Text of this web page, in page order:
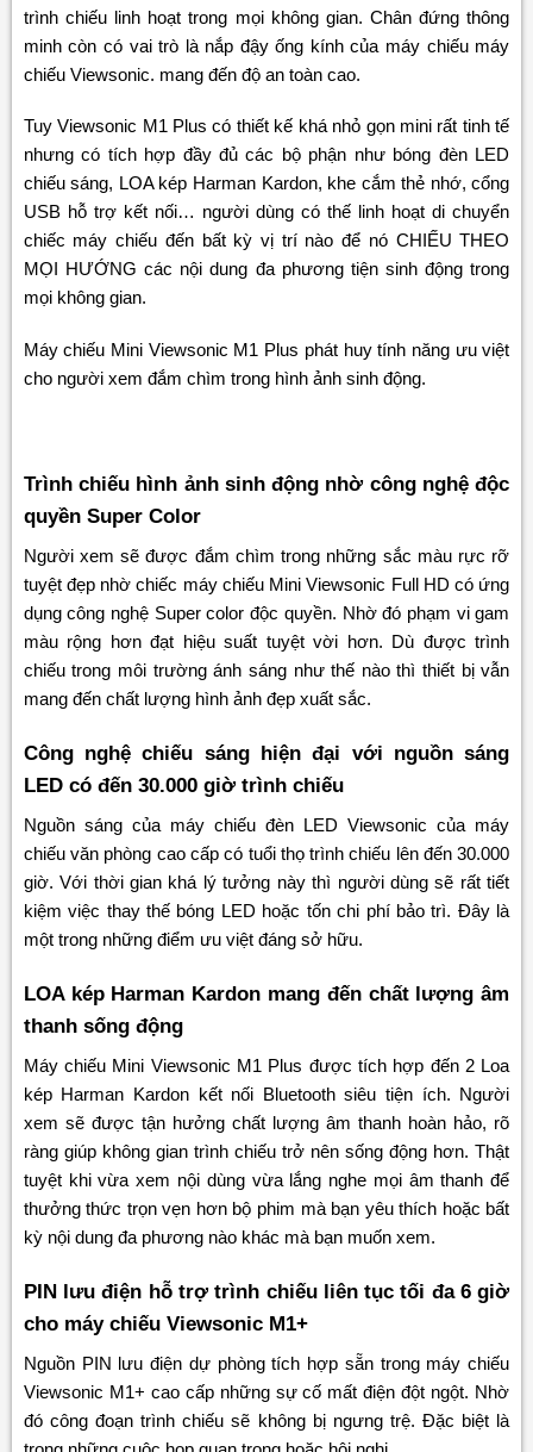
trình chiếu linh hoạt trong mọi không gian. Chân đứng thông
minh còn có vai trò là nắp đậy ống kính của máy chiếu máy
chiếu Viewsonic. mang đến độ an toàn cao.
Tuy Viewsonic M1 Plus có thiết kế khá nhỏ gọn mini rất tinh tế
nhưng có tích hợp đầy đủ các bộ phận như bóng đèn LED
chiếu sáng, LOA kép Harman Kardon, khe cắm thẻ nhớ, cổng
USB hỗ trợ kết nối… người dùng có thế linh hoạt di chuyển
chiếc máy chiếu đến bất kỳ vị trí nào để nó CHIẾU THEO
MỌI HƯỚNG các nội dung đa phương tiện sinh động trong
mọi không gian.
Máy chiếu Mini Viewsonic M1 Plus phát huy tính năng ưu việt
cho người xem đắm chìm trong hình ảnh sinh động.
Trình chiếu hình ảnh sinh động nhờ công nghệ độc
quyền Super Color
Người xem sẽ được đắm chìm trong những sắc màu rực rỡ
tuyệt đẹp nhờ chiếc máy chiếu Mini Viewsonic Full HD có ứng
dụng công nghệ Super color độc quyền. Nhờ đó phạm vi gam
màu rộng hơn đạt hiệu suất tuyệt vời hơn. Dù được trình
chiếu trong môi trường ánh sáng như thế nào thì thiết bị vẫn
mang đến chất lượng hình ảnh đẹp xuất sắc.
Công nghệ chiếu sáng hiện đại với nguồn sáng
LED có đến 30.000 giờ trình chiếu
Nguồn sáng của máy chiếu đèn LED Viewsonic của máy
chiếu văn phòng cao cấp có tuổi thọ trình chiếu lên đến 30.000
giờ. Với thời gian khá lý tưởng này thì người dùng sẽ rất tiết
kiệm việc thay thế bóng LED hoặc tốn chi phí bảo trì. Đây là
một trong những điểm ưu việt đáng sở hữu.
LOA kép Harman Kardon mang đến chất lượng âm
thanh sống động
Máy chiếu Mini Viewsonic M1 Plus được tích hợp đến 2 Loa
kép Harman Kardon kết nối Bluetooth siêu tiện ích. Người
xem sẽ được tận hưởng chất lượng âm thanh hoàn hảo, rõ
ràng giúp không gian trình chiếu trở nên sống động hơn. Thật
tuyệt khi vừa xem nội dùng vừa lắng nghe mọi âm thanh để
thưởng thức trọn vẹn hơn bộ phim mà bạn yêu thích hoặc bất
kỳ nội dung đa phương nào khác mà bạn muốn xem.
PIN lưu điện hỗ trợ trình chiếu liên tục tối đa 6 giờ
cho máy chiếu Viewsonic M1+
Nguồn PIN lưu điện dự phòng tích hợp sẵn trong máy chiếu
Viewsonic M1+ cao cấp những sự cố mất điện đột ngột. Nhờ
đó công đoạn trình chiếu sẽ không bị ngưng trệ. Đặc biệt là